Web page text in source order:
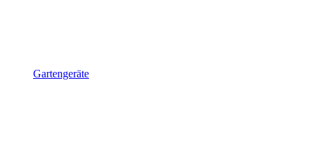
Gartengeräte